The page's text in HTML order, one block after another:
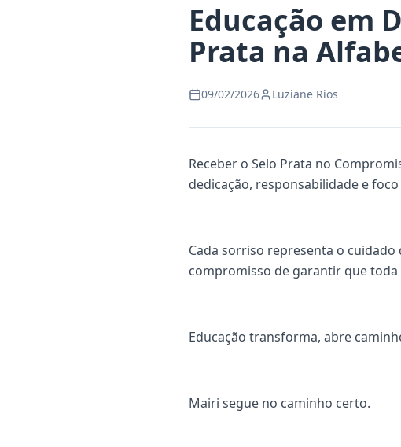
Educação em
Prata na
09/02/2026 Luziane Rios
Receber o Selo Prata no
dedicação, responsabilidade e
Cada sorriso representa o
compromisso de garantir que toda
Educação transforma, abre
Mairi segue no caminho certo.